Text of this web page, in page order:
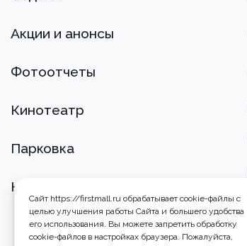
Акции и анонсы
Фотоотчеты
Кинотеатр
Парковка
Контакты
Сайт https://firstmall.ru обрабатывает cookie-файлы с
целью улучшения работы Сайта и большего удобства
его использования. Вы можете запретить обработку
сookie-файлов в настройках браузера. Пожалуйста,